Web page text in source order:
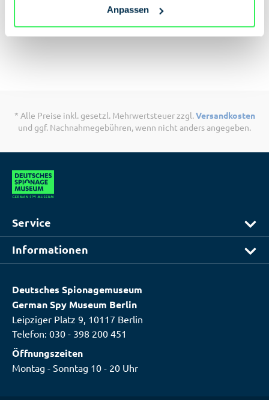
Anpassen
Agentenkoffer und verschenken Sie eine Mission
in der Hauptstadt der Spione!
* Alle Preise inkl. gesetzl. Mehrwertsteuer zzgl.Versandkosten
und ggf. Nachnahmegebühren, wenn nicht anders angegeben.
Service
Informationen
Deutsches Spionagemuseum
German Spy Museum Berlin
Leipziger Platz 9, 10117 Berlin
Telefon: 030 - 398 200 451
Öffnungszeiten
Montag - Sonntag 10 - 20 Uhr